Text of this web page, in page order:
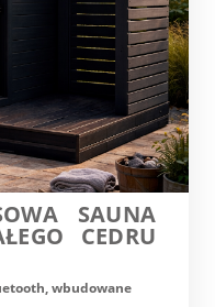
SAUNA
CEDRU
wbudowane